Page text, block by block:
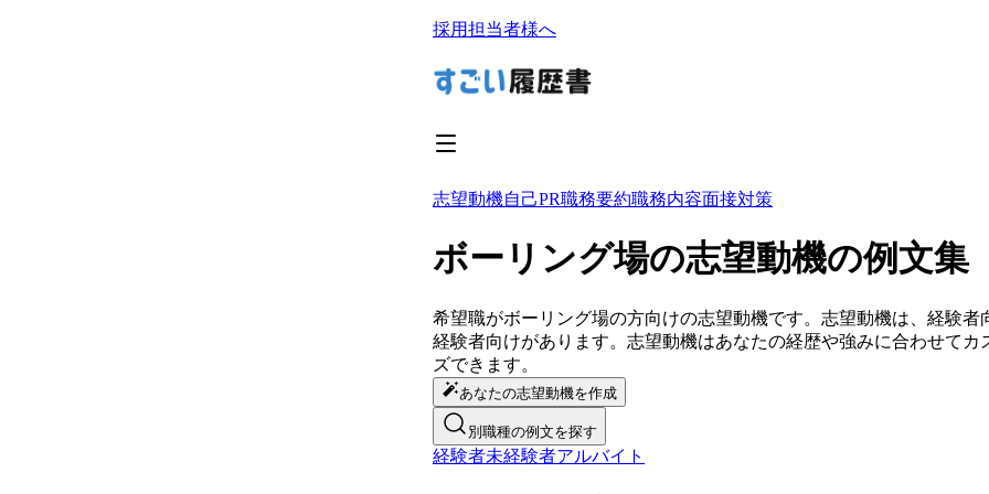
採用担当者様へ
志望動機自己PR職務要約職務内容面接対策
ボーリング場の志望動機の例文集
希望職がボーリング場の方向けの志望動機です。 志望動機は、経験者
経験者向けがあります。 志望動機はあなたの経歴や強みに合わせてカ
ズできます。
あなたの志望動機を作成
別職種の例文を探す
経験者未経験者アルバイト